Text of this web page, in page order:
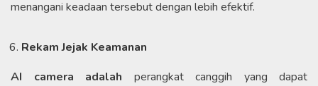
menangani keadaan tersebut dengan lebih efektif.
Rekam Jejak Keamanan
AI camera adalah perangkat canggih yang dapat